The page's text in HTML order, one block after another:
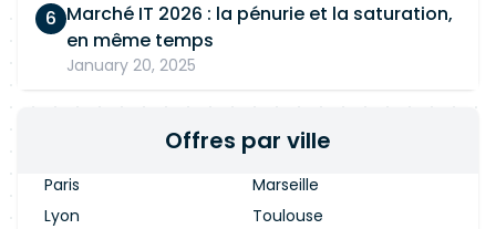
Marché IT 2026 : la pénurie et la saturation,
en même temps
January 20, 2025
Offres par ville
Paris
Marseille
Lyon
Toulouse